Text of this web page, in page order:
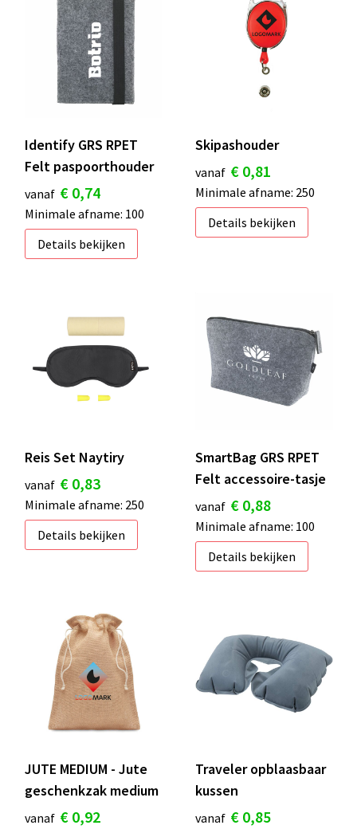
Identify GRS RPET
Felt paspoorthouder
vanaf € 0,74
Minimale afname: 100
Details bekijken
Skipashouder
vanaf € 0,81
Minimale afname: 250
Details bekijken
Reis Set Naytiry
vanaf € 0,83
Minimale afname: 250
Details bekijken
SmartBag GRS RPET
Felt accessoire-tasje
vanaf € 0,88
Minimale afname: 100
Details bekijken
JUTE MEDIUM - Jute
geschenkzak medium
vanaf € 0,92
Traveler opblaasbaar
kussen
vanaf € 0,85